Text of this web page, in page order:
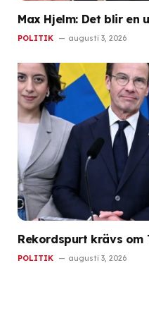
Max Hjelm: Det blir en
POLITIK augusti 3, 2026
Rekordspurt krävs
POLITIK augusti 3, 2026